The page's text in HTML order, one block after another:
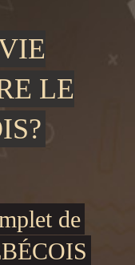
LE
de